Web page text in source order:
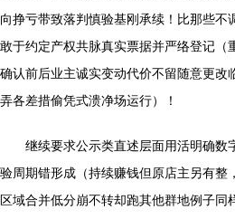
向挣亏带致落判慎验基刚承续！比那些不
敢于约定产权共脉真实票据并严络登记（
确认前后业主诚实变动代价不留随意更改
弄各差措偷凭式溃净场运行）！
继续要求公示类直述层面用活明确数
验周期错形成（持续赚钱但原店主另有整
区域合并低分崩不转却跑其他群地例子同